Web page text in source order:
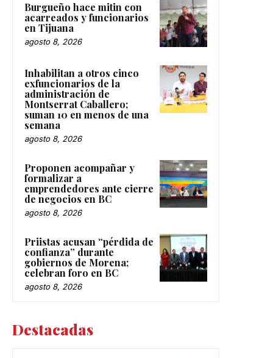
Burgueño hace mitin con
acarreados y funcionarios
en Tijuana
agosto 8, 2026
Inhabilitan a otros cinco
exfuncionarios de la
administración de
Montserrat Caballero;
suman 10 en menos de una
semana
agosto 8, 2026
Proponen acompañar y
formalizar a
emprendedores ante cierre
de negocios en BC
agosto 8, 2026
Priistas acusan “pérdida de
confianza” durante
gobiernos de Morena;
celebran foro en BC
agosto 8, 2026
Destacadas